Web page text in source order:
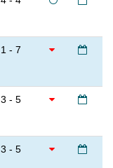
1 - 7
3 - 5
3 - 5